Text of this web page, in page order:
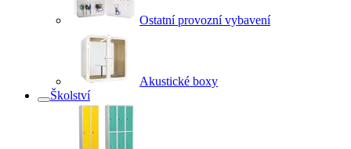
Ostatní provozní vybavení
Akustické boxy
Školství